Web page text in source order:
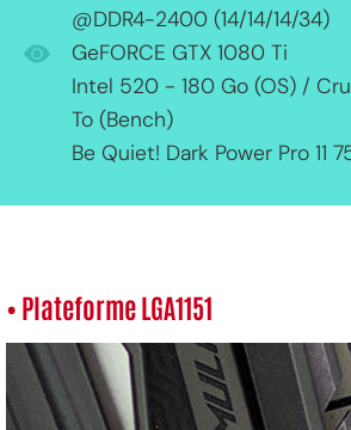
@DDR4-2400 (14/14/14/34)
GeFORCE GTX 1080 Ti
Intel 520 - 180 Go (OS) /
To (Bench)
Be Quiet! Dark Power Pro 11
• Plateforme LGA1151